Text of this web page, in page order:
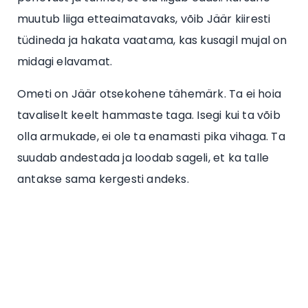
muutub liiga etteaimatavaks, võib Jäär kiiresti
tüdineda ja hakata vaatama, kas kusagil mujal on
midagi elavamat.
Ometi on Jäär otsekohene tähemärk. Ta ei hoia
tavaliselt keelt hammaste taga. Isegi kui ta võib
olla armukade, ei ole ta enamasti pika vihaga. Ta
suudab andestada ja loodab sageli, et ka talle
antakse sama kergesti andeks.